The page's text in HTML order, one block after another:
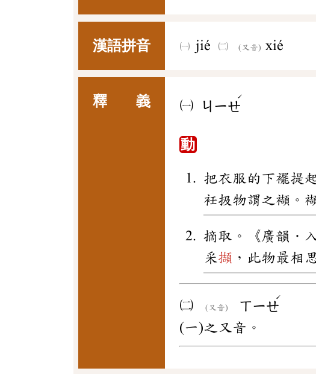
漢語拼音 jié (又音) xié
釋 義 ㈠ ㄐㄧㄝ
ˊ
動
把衣服的下襬提
衽扱物謂之襭。
摘取。《廣韻．
采擷 ，此物最相
㈡ (又音) ㄒㄧㄝ
ˊ
(一)之又音。